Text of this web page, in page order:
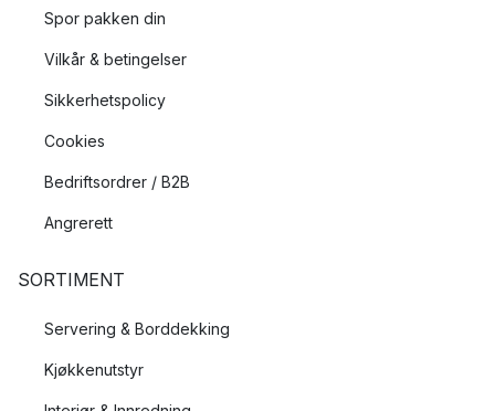
Spor pakken din
Vilkår & betingelser
Sikkerhetspolicy
Cookies
Bedriftsordrer / B2B
Angrerett
SORTIMENT
Servering & Borddekking
Kjøkkenutstyr